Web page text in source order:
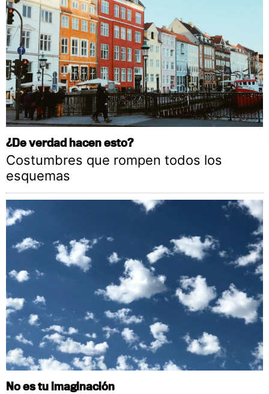
¿De verdad hacen esto?
Costumbres que rompen todos los
esquemas
No es tu imaginación